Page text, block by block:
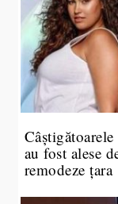
au fost alese
remodeze țara